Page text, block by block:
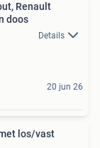
Renault
doos
Details
20 jun 26